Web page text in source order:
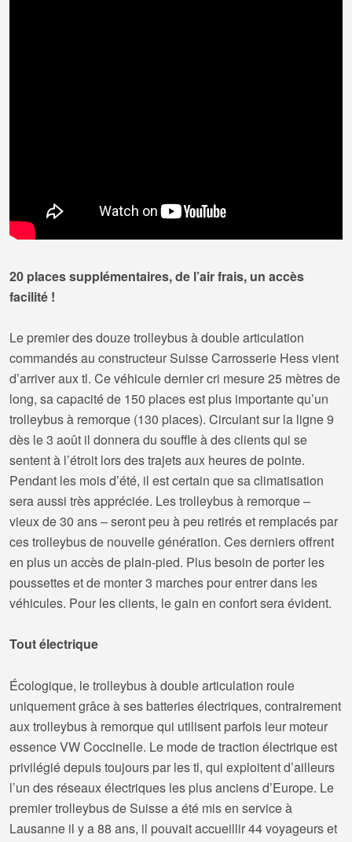
20 places supplémentaires, de l’air frais, un accès
facilité !
Le premier des douze trolleybus à double articulation
commandés au constructeur Suisse Carrosserie Hess vient
d’arriver aux tl. Ce véhicule dernier cri mesure 25 mètres de
long, sa capacité de 150 places est plus importante qu’un
trolleybus à remorque (130 places). Circulant sur la ligne 9
dès le 3 août il donnera du souffle à des clients qui se
sentent à l’étroit lors des trajets aux heures de pointe.
Pendant les mois d’été, il est certain que sa climatisation
sera aussi très appréciée. Les trolleybus à remorque –
vieux de 30 ans – seront peu à peu retirés et remplacés par
ces trolleybus de nouvelle génération. Ces derniers offrent
en plus un accès de plain-pied. Plus besoin de porter les
poussettes et de monter 3 marches pour entrer dans les
véhicules. Pour les clients, le gain en confort sera évident.
Tout électrique
Écologique, le trolleybus à double articulation roule
uniquement grâce à ses batteries électriques, contrairement
aux trolleybus à remorque qui utilisent parfois leur moteur
essence VW Coccinelle. Le mode de traction électrique est
privilégié depuis toujours par les tl, qui exploitent d’ailleurs
l’un des réseaux électriques les plus anciens d’Europe. Le
premier trolleybus de Suisse a été mis en service à
Lausanne il y a 88 ans, il pouvait accueillir 44 voyageurs et